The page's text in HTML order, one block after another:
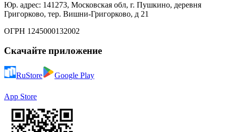
Юр. адрес: 141273, Московская обл, г. Пушкино, деревня
Григорково, тер. Вишни-Григорково, д 21
ОГРН 1245000132002
Скачайте приложение
RuStore Google Play
App Store